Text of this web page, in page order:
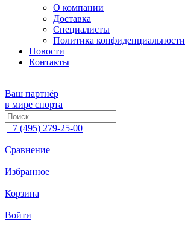
О компании
Доставка
Специалисты
Политика конфиденциальности
Новости
Контакты
Ваш партнёр
в мире спорта
+7 (495) 279-25-00
Сравнение
Избранное
Корзина
Войти